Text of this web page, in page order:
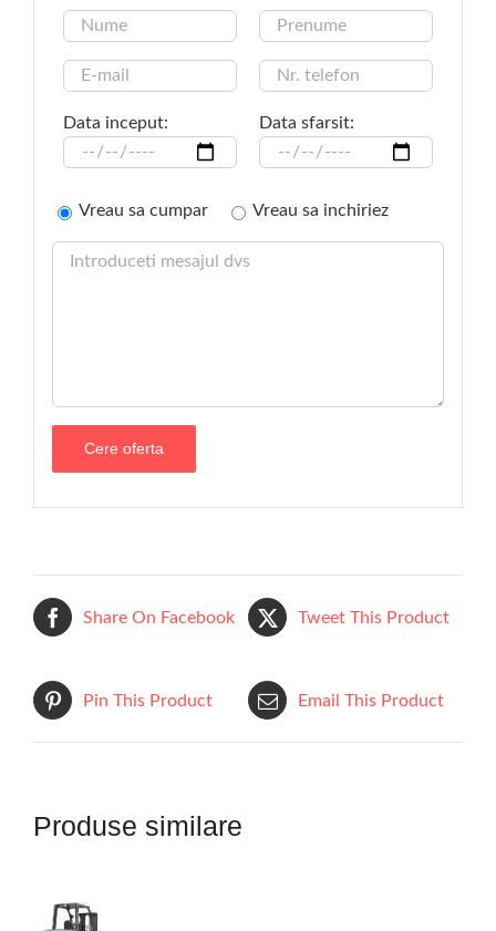
Data inceput: Data sfarsit:
Vreau sa cumpar Vreau sa inchiriez
Share On Facebook Tweet This Product
Pin This Product Email This Product
Produse similare